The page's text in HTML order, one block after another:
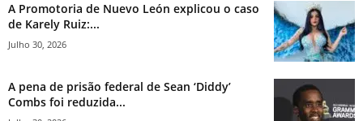
A Promotoria de Nuevo León explicou o caso
de Karely Ruiz:...
Julho 30, 2026
A pena de prisão federal de Sean ‘Diddy’
Combs foi reduzida...